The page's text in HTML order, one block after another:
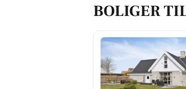
BOLIGER